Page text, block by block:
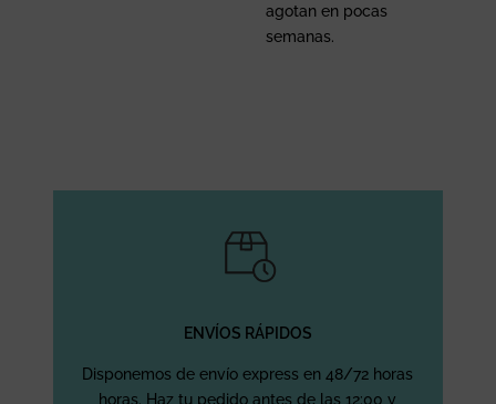
agotan en pocas
semanas.
ENVÍOS RÁPIDOS
Disponemos de envío express en 48/72 horas
horas. Haz tu pedido antes de las 12:00 y